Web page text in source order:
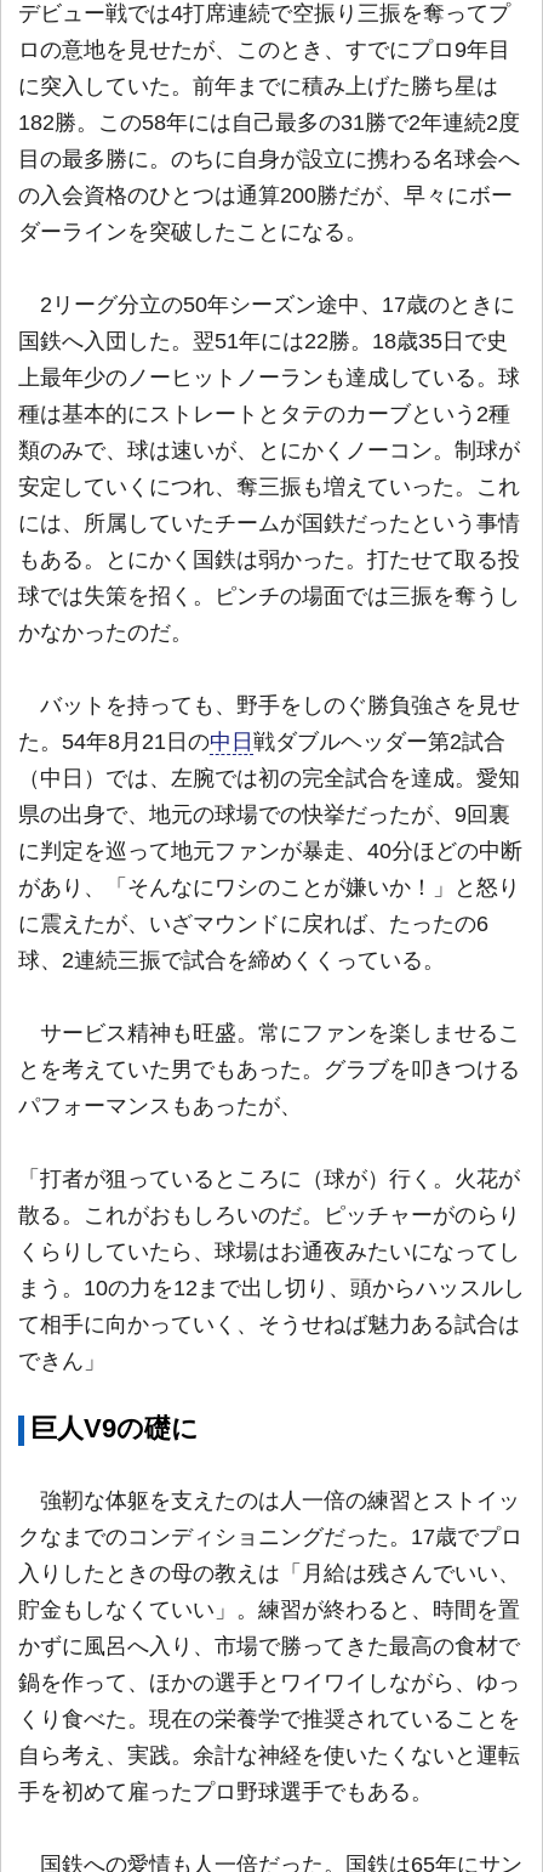
デビュー戦では4打席連続で空振り三振を奪ってプ
ロの意地を見せたが、このとき、すでにプロ9年目
に突入していた。前年までに積み上げた勝ち星は
182勝。この58年には自己最多の31勝で2年連続2度
目の最多勝に。のちに自身が設立に携わる名球会へ
の入会資格のひとつは通算200勝だが、早々にボー
ダーラインを突破したことになる。
2リーグ分立の50年シーズン途中、17歳のときに
国鉄へ入団した。翌51年には22勝。18歳35日で史
上最年少のノーヒットノーランも達成している。球
種は基本的にストレートとタテのカーブという2種
類のみで、球は速いが、とにかくノーコン。制球が
安定していくにつれ、奪三振も増えていった。これ
には、所属していたチームが国鉄だったという事情
もある。とにかく国鉄は弱かった。打たせて取る投
球では失策を招く。ピンチの場面では三振を奪うし
かなかったのだ。
バットを持っても、野手をしのぐ勝負強さを見せ
た。54年8月21日の中日 戦ダブルヘッダー第2試合
（中日）では、左腕では初の完全試合を達成。愛知
県の出身で、地元の球場での快挙だったが、9回裏
に判定を巡って地元ファンが暴走、40分ほどの中断
があり、「そんなにワシのことが嫌いか！」と怒り
に震えたが、いざマウンドに戻れば、たったの6
球、2連続三振で試合を締めくくっている。
サービス精神も旺盛。常にファンを楽しませるこ
とを考えていた男でもあった。グラブを叩きつける
パフォーマンスもあったが、
「打者が狙っているところに（球が）行く。火花が
散る。これがおもしろいのだ。ピッチャーがのらり
くらりしていたら、球場はお通夜みたいになってし
まう。10の力を12まで出し切り、頭からハッスルし
て相手に向かっていく、そうせねば魅力ある試合は
できん」
巨人V9の礎に
強靭な体躯を支えたのは人一倍の練習とストイッ
クなまでのコンディショニングだった。17歳でプロ
入りしたときの母の教えは「月給は残さんでいい、
貯金もしなくていい」。練習が終わると、時間を置
かずに風呂へ入り、市場で勝ってきた最高の食材で
鍋を作って、ほかの選手とワイワイしながら、ゆっ
くり食べた。現在の栄養学で推奨されていることを
自ら考え、実践。余計な神経を使いたくないと運転
手を初めて雇ったプロ野球選手でもある。
国鉄への愛情も人一倍だった。国鉄は65年にサン